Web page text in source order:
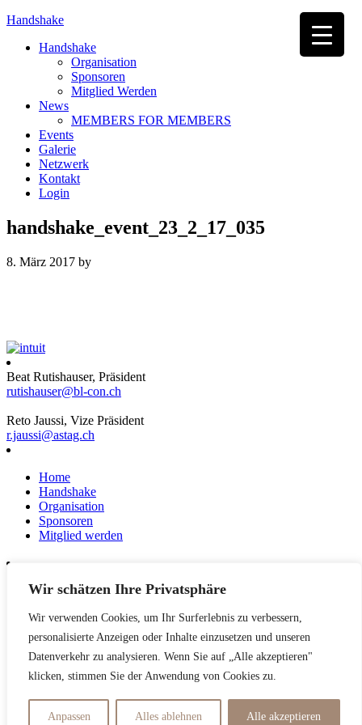
Wir schätzen Ihre Privatsphäre
Wir verwenden Cookies, um Ihr Surferlebnis zu verbessern,
personalisierte Anzeigen oder Inhalte einzusetzen und unseren
Datenverkehr zu analysieren. Wenn Sie auf „Alle akzeptieren"
klicken, stimmen Sie der Anwendung von Cookies zu.
Anpassen Alles ablehnen Alle akzeptieren
Handshake
Handshake
Organisation
Sponsoren
Mitglied Werden
News
MEMBERS FOR MEMBERS
Events
Galerie
Netzwerk
Kontakt
Login
handshake_event_23_2_17_035
8. März 2017 by
Beat Rutishauser, Präsident
rutishauser@bl-con.ch
Reto Jaussi, Vize Präsident
r.jaussi@astag.ch
Home
Handshake
Organisation
Sponsoren
Mitglied werden
News
Netzwerk
Kontakt
Datenschutzerklärung